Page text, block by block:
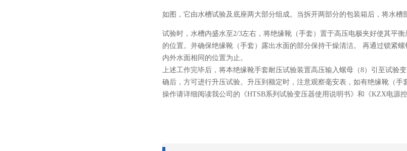
如图，它由水槽试验及底座两大部分组成。当拆开两部分的包装箱后，将水槽
试验时，水槽内盛水至2/3左右，将绝缘靴（手套）置于高压电极夹好使其平
的位置。并确保绝缘靴（手套）露出水面的部分保持干燥清洁。 再通过锁紧
内外水面相同的位置为止。
上述工作完毕后，将本绝缘靴手套耐压试验装置高压输入螺母（8）引至试验
确后，方可进行升压试验。升压到额定时，注意观察毫安表，如有绝缘靴（
操作请详细阅读我公司的《HTSB系列试验变压器使用说明书》和《KZX电源